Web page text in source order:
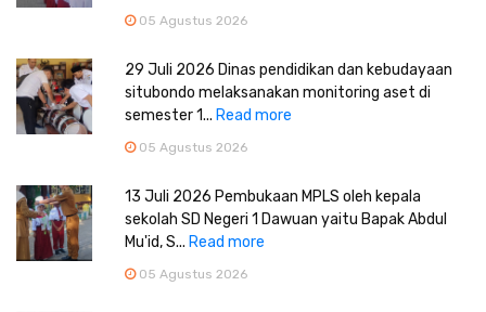
05 Agustus 2026
29 Juli 2026 Dinas pendidikan dan kebudayaan
situbondo melaksanakan monitoring aset di
semester 1... Read more
05 Agustus 2026
13 Juli 2026 Pembukaan MPLS oleh kepala
sekolah SD Negeri 1 Dawuan yaitu Bapak Abdul
Mu'id, S... Read more
05 Agustus 2026